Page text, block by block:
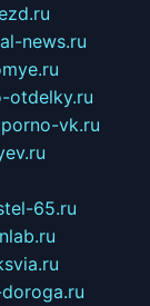
news.ru
otdelky.ru
porno-vk.ru
65.ru